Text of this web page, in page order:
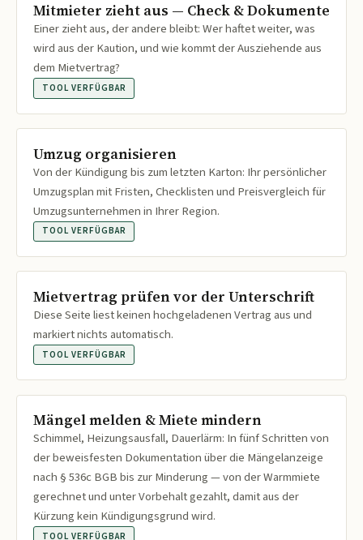
Mitmieter zieht aus — Check & Dokumente
Einer zieht aus, der andere bleibt: Wer haftet weiter, was
wird aus der Kaution, und wie kommt der Ausziehende aus
dem Mietvertrag?
TOOL VERFÜGBAR
Umzug organisieren
Von der Kündigung bis zum letzten Karton: Ihr persönlicher
Umzugsplan mit Fristen, Checklisten und Preisvergleich für
Umzugsunternehmen in Ihrer Region.
TOOL VERFÜGBAR
Mietvertrag prüfen vor der Unterschrift
Diese Seite liest keinen hochgeladenen Vertrag aus und
markiert nichts automatisch.
TOOL VERFÜGBAR
Mängel melden & Miete mindern
Schimmel, Heizungsausfall, Dauerlärm: In fünf Schritten von
der beweisfesten Dokumentation über die Mängelanzeige
nach § 536c BGB bis zur Minderung — von der Warmmiete
gerechnet und unter Vorbehalt gezahlt, damit aus der
Kürzung kein Kündigungsgrund wird.
TOOL VERFÜGBAR